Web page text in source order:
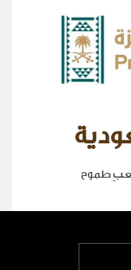
طموح